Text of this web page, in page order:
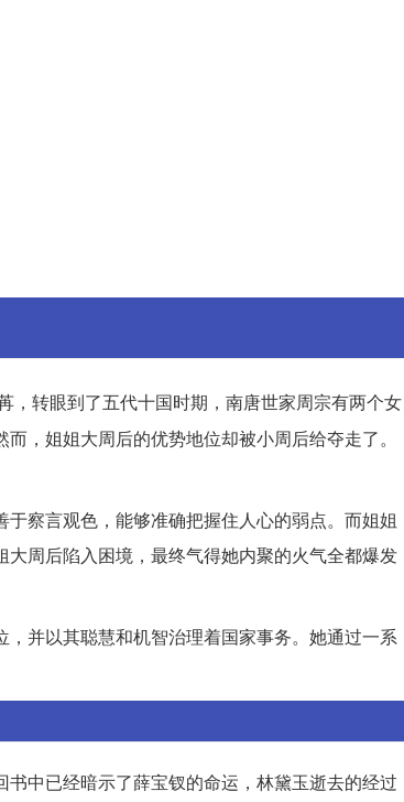
，转眼到了五代十国时期，南唐世家周宗有两个女
，姐姐大周后的优势地位却被小周后给夺走了。
察言观色，能够准确把握住人心的弱点。而姐姐
周后陷入困境，最终气得她内聚的火气全都爆发
并以其聪慧和机智治理着国家事务。她通过一系
中已经暗示了薛宝钗的命运，林黛玉逝去的经过